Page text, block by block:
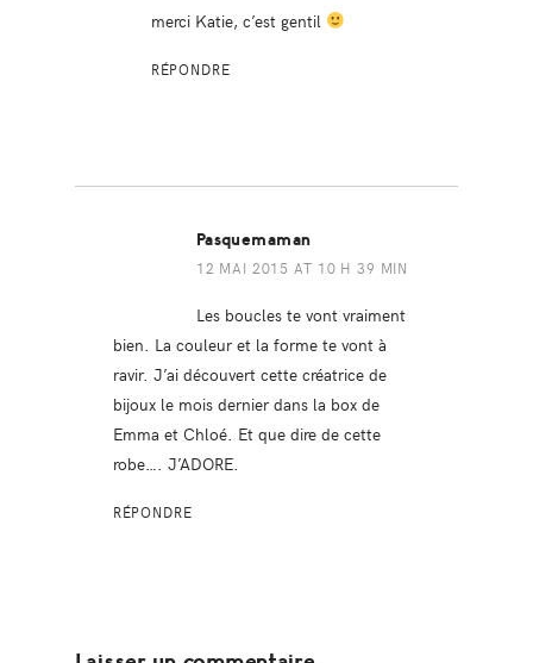
merci Katie, c’est gentil
RÉPONDRE
Pasquemaman
12 MAI 2015 AT 10 H 39 MIN
Les boucles te vont vraiment
bien. La couleur et la forme te vont à
ravir. J’ai découvert cette créatrice de
bijoux le mois dernier dans la box de
Emma et Chloé. Et que dire de cette
robe…. J’ADORE.
RÉPONDRE